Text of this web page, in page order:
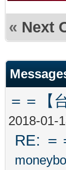
« Next
＝＝【
2018-01-
RE: ＝